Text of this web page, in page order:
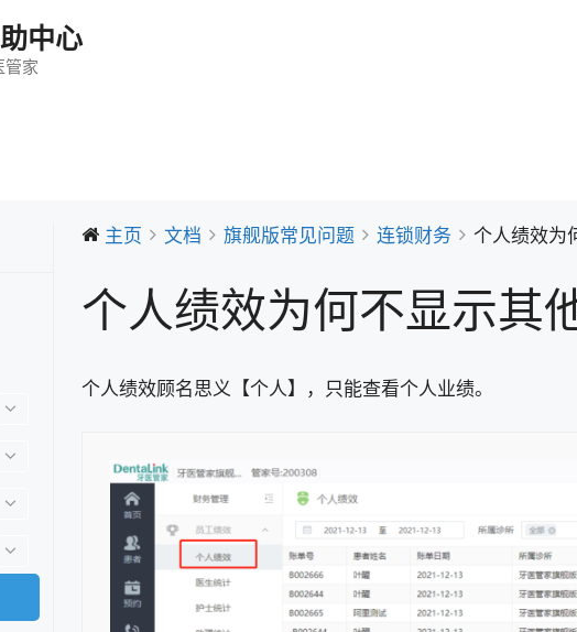
中心
管家
主页 文档 旗舰版常见问题 连锁财务 个人绩效为
个人绩效为何不显示其
个人绩效顾名思义【个人】，只能查看个人业绩。